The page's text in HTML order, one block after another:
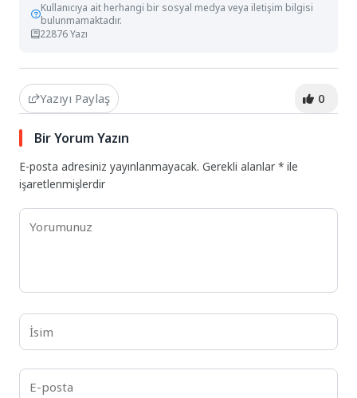
Kullanıcıya ait herhangi bir sosyal medya veya iletişim bilgisi
bulunmamaktadır.
22876 Yazı
Yazıyı Paylaş 0
Bir Yorum Yazın
E-posta adresiniz yayınlanmayacak. Gerekli alanlar* ile
işaretlenmişlerdir